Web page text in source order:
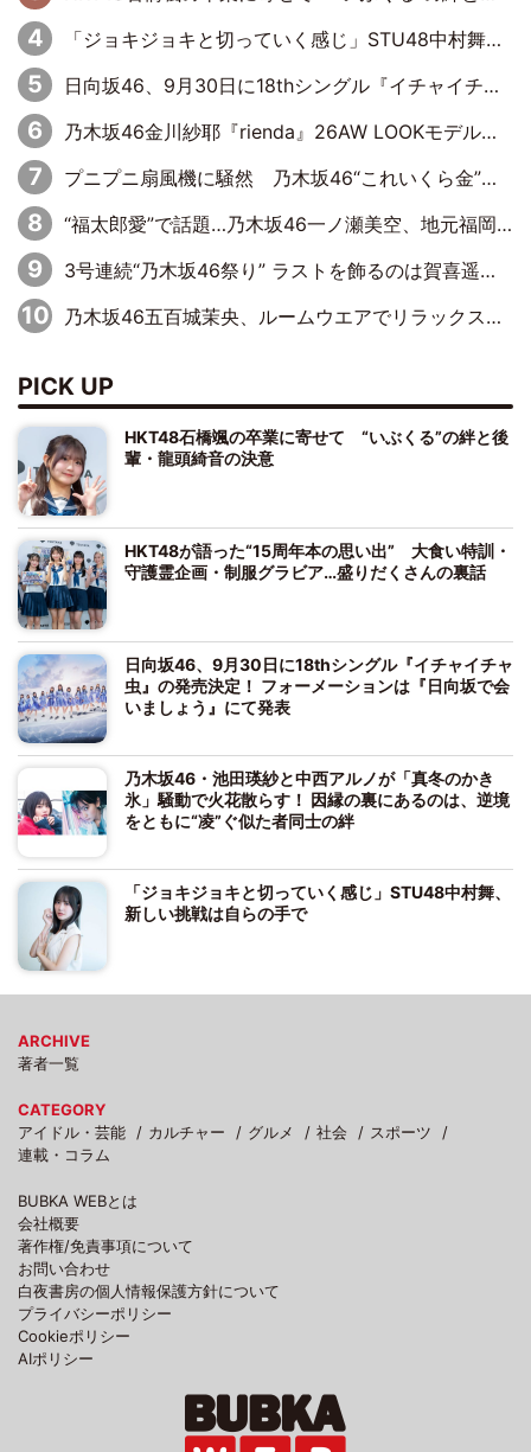
「ジョキジョキと切っていく感じ」STU48中村舞、新しい挑戦は自らの手で
日向坂46、9月30日に18thシングル『イチャイチャ虫』の発売決定！ フォーメーションは『日向坂で会いましょう』にて発表
乃木坂46金川紗耶『rienda』26AW LOOKモデルに就任
プニプニ扇風機に騒然 乃木坂46“これいくら金”延長中は今回もわちゃわちゃ全開
“福太郎愛”で話題…乃木坂46一ノ瀬美空、地元福岡『めんべい25周年トップサポーター』に就任
3号連続“乃木坂46祭り” ラストを飾るのは賀喜遥香…5年ぶりの登場に「5年分大人になった私を見ていただけたら」
乃木坂46五百城茉央、ルームウエアでリラックス「今回のグラビアを見て成長を感じていただけるとうれしい」
PICK UP
HKT48石橋颯の卒業に寄せて “いぶくる”の絆と後
輩・龍頭綺音の決意
HKT48が語った“15周年本の思い出” 大食い特訓・
守護霊企画・制服グラビア…盛りだくさんの裏話
日向坂46、9月30日に18thシングル『イチャイチャ
虫』の発売決定！ フォーメーションは『日向坂で会
いましょう』にて発表
乃木坂46・池田瑛紗と中西アルノが「真冬のかき
氷」騒動で火花散らす！ 因縁の裏にあるのは、逆境
をともに“凌”ぐ似た者同士の絆
「ジョキジョキと切っていく感じ」STU48中村舞、
新しい挑戦は自らの手で
ARCHIVE
著者一覧
CATEGORY
アイドル・芸能
カルチャー グルメ 社会
スポーツ
連載・コラム
BUBKA WEBとは
会社概要
著作権/免責事項について
お問い合わせ
白夜書房の個人情報保護方針について
プライバシーポリシー
Cookieポリシー
AIポリシー